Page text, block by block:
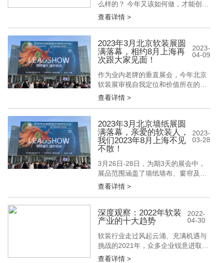
么样的？ 今年又该如何做，才能创造
出引领潮流的供给，并在竞争中找到
又广阔的软装世界。热火朝天的奋斗
中，上千家生态链上的品牌正视不确
定性，迈出坚定的步伐。 他们把这种
信心、坚定与创新，传递给经销商与
终端，...
查看详情 >
2023年3月北京软装展圆
满落幕，相约8月上海再
次跟大家见面！
2023-
04-09
作为业内老牌的垂直展会，今年北京
软装展审视自我定位和价值所在的同
时，更以「破茧重生，聚势迸发」的
中的众多优质展商，通过专业科学的
展区规划，让展馆和参展品牌的风采
相得益彰，展会和品牌彼此成就了一
道道靓丽的「软装风景」。 刚刚过去
的北京软...
查看详情 >
2023年3月北京墙纸展圆
满落幕，亲爱的软装人，
我们2023年8月上海不见
不散！
2023-
03-28
3月26日-28日，为期3天的展会中，
展品范围涵盖了墙纸墙布、窗帘及配
饰、家纺布艺、艺术漆艺术涂料、家
销商、代理商、房地产采购商、设计
师等专业观众。 本届北京软装展聚合
软装品牌力量、网罗行业权威资源、
洞见软装未来趋势，从墙纸墙布窗帘
领...
查看详情 >
深度观察：2022年软装
产业的十大趋势
2022-
04-30
软装行业走过风起云涌、充满机遇与
挑战的2021年，众多企业锐意进取、
奋楫笃行，力图打开下一个增长期。
查看详情 >